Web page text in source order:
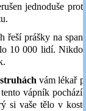
jednoduše
řeší prášky na
10 000 lidí. Nikdo
vám lékař
vápník pochází
si vaše tělo v